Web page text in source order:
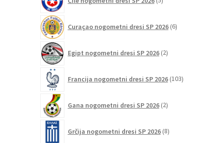
izdelkov
Curaçao nogometni dresi SP 2026 6izdelkov
Egipt nogometni dresi SP 2026 2izdelka
Francija nogometni dresi SP 2026 103izdelki
Gana nogometni dresi SP 2026 2izdelka
Grčija nogometni dresi SP 2026 8izdelkov